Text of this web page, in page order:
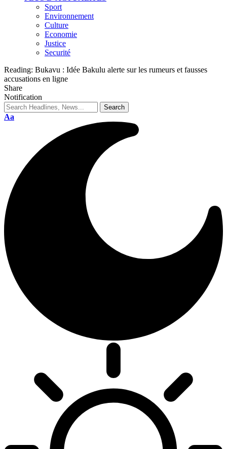
Sport
Environnement
Culture
Economie
Justice
Securité
Reading: Bukavu : Idée Bakulu alerte sur les rumeurs et fausses
accusations en ligne
Share
Notification
Aa